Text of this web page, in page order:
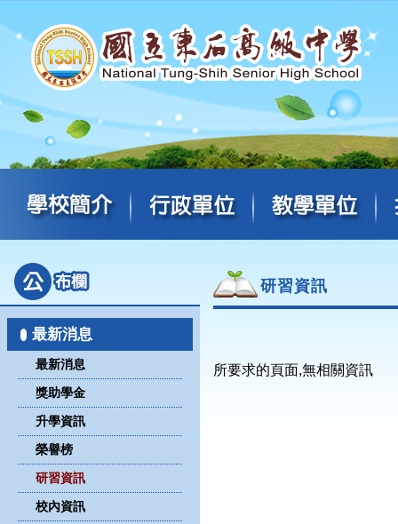
最新消息
最新消息
獎助學金
升學資訊
榮譽榜
研習資訊
校內資訊
研習資訊
所要求的頁面,無相關資訊